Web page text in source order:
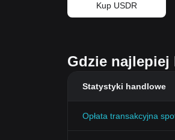
Kup USDR
Gdzie najlepiej
Statystyki handlowe
Opłata transakcyjna